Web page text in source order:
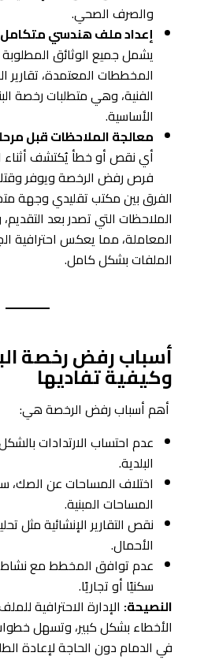
والصرف الصحي.
إعداد ملف هندسي متكامل
يشمل جميع الوثائق
المخططات المعتمدة، تقارير
الفنية، وهي متطلبات رخصة
الأساسية.
معالجة الملاحظات قبل
أي نقص أو خطأ يُكتشف أثناء
فرص رفض الرخصة ويوفر
الفرق بين مكتب تقليدي وجهة
الملاحظات التي تصدر بعد
المعاملة، مما يعكس احترافية
الملفات بشكل كامل.
أسباب رفض رخصة
وكيفية تفاديها
أهم أسباب رفض الرخصة هي:
عدم احتساب الارتدادات
البلدية.
اختلاف المساحات عن الصك،
المساحات المبنية.
نقص التقارير الإنشائية مثل
الأحمال.
عدم توافق المخطط مع
سكنيًا أو تجاريًا.
النصيحة: الإدارة الاحترافية
الأخطاء بشكل كبير، وتسهل
في الدمام دون الحاجة لإعادة